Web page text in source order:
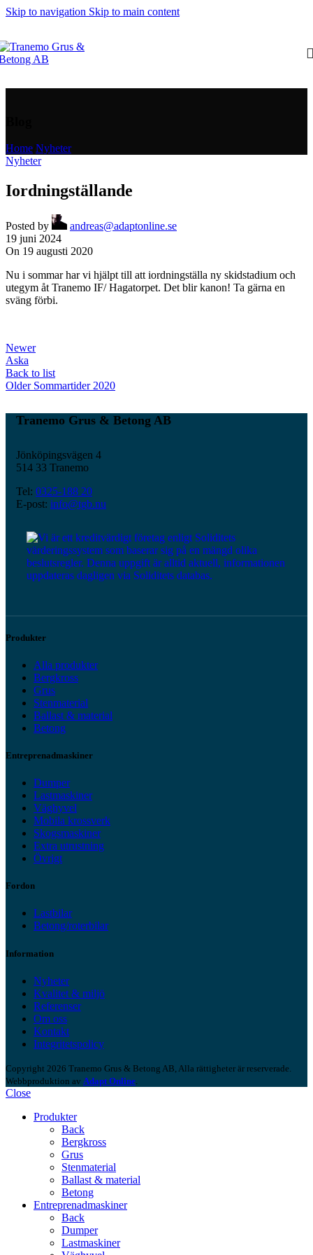
Skip to navigation Skip to main content
Home Nyheter
Nyheter
Iordningställande
Posted by
andreas@adaptonline.se
19 juni 2024
On 19 augusti 2020
Nu i sommar har vi hjälpt till att iordningställa ny skidstadium och
utegym åt Tranemo IF/ Hagatorpet. Det blir kanon! Ta gärna en
sväng förbi.
Newer
Aska
Back to list
Older Sommartider 2020
Tranemo Grus & Betong AB
Jönköpingsvägen 4
514 33 Tranemo
Tel: 0325-188 20
E-post: info@tgb.nu
Produkter
Alla produkter
Bergkross
Grus
Stenmaterial
Ballast & material
Betong
Entreprenadmaskiner
Dumper
Lastmaskiner
Väghyvel
Mobila krossverk
Skogsmaskiner
Extra utrustning
Övrigt
Fordon
Lastbilar
Betong/roterbilar
Information
Nyheter
Kvalitet & miljö
Referenser
Om oss
Kontakt
Integritetspolicy
Copyright 2026 Tranemo Grus & Betong AB, Alla rättigheter är reserverade.
Webbproduktion av Adapt Online
Close
Produkter
Back
Bergkross
Grus
Stenmaterial
Ballast & material
Betong
Entreprenadmaskiner
Back
Dumper
Lastmaskiner